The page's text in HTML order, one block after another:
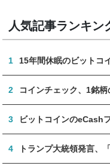
人気記事ランキン
1 15年間休眠のビットコ
2 コインチェック、1銘
3 ビットコインのeCash
4 トランプ大統領発言、